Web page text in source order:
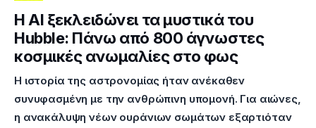
Η AI ξεκλειδώνει τα μυστικά του
Hubble: Πάνω από 800 άγνωστες
κοσμικές ανωμαλίες στο φως
Η ιστορία της αστρονομίας ήταν ανέκαθεν
συνυφασμένη με την ανθρώπινη υπομονή. Για αιώνες,
η ανακάλυψη νέων ουράνιων σωμάτων εξαρτιόταν